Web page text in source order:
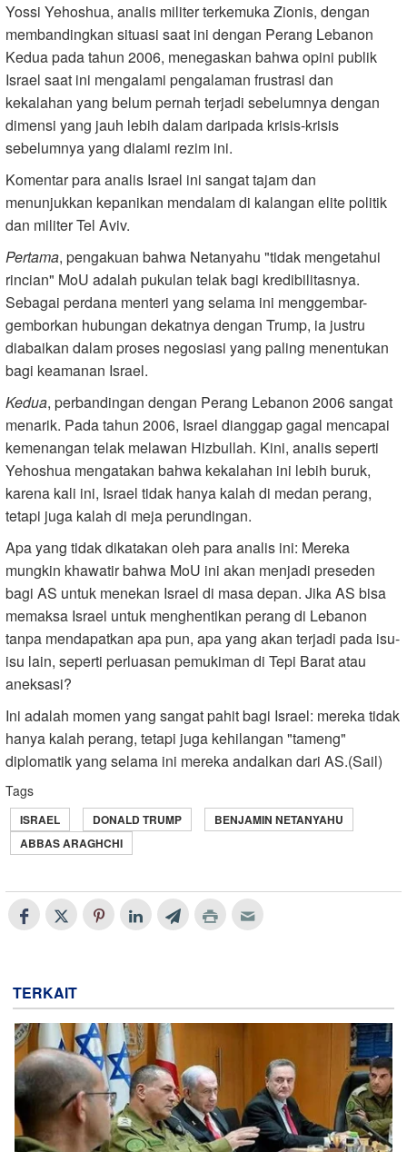
Yossi Yehoshua, analis militer terkemuka Zionis, dengan
membandingkan situasi saat ini dengan Perang Lebanon
Kedua pada tahun 2006, menegaskan bahwa opini publik
Israel saat ini mengalami pengalaman frustrasi dan
kekalahan yang belum pernah terjadi sebelumnya dengan
dimensi yang jauh lebih dalam daripada krisis-krisis
sebelumnya yang dialami rezim ini.
Komentar para analis Israel ini sangat tajam dan
menunjukkan kepanikan mendalam di kalangan elite politik
dan militer Tel Aviv.
Pertama, pengakuan bahwa Netanyahu "tidak mengetahui
rincian" MoU adalah pukulan telak bagi kredibilitasnya.
Sebagai perdana menteri yang selama ini menggembar-
gemborkan hubungan dekatnya dengan Trump, ia justru
diabaikan dalam proses negosiasi yang paling menentukan
bagi keamanan Israel.
Kedua, perbandingan dengan Perang Lebanon 2006 sangat
menarik. Pada tahun 2006, Israel dianggap gagal mencapai
kemenangan telak melawan Hizbullah. Kini, analis seperti
Yehoshua mengatakan bahwa kekalahan ini lebih buruk,
karena kali ini, Israel tidak hanya kalah di medan perang,
tetapi juga kalah di meja perundingan.
Apa yang tidak dikatakan oleh para analis ini: Mereka
mungkin khawatir bahwa MoU ini akan menjadi preseden
bagi AS untuk menekan Israel di masa depan. Jika AS bisa
memaksa Israel untuk menghentikan perang di Lebanon
tanpa mendapatkan apa pun, apa yang akan terjadi pada isu-
isu lain, seperti perluasan pemukiman di Tepi Barat atau
aneksasi?
Ini adalah momen yang sangat pahit bagi Israel: mereka tidak
hanya kalah perang, tetapi juga kehilangan "tameng"
diplomatik yang selama ini mereka andalkan dari AS.(Sail)
Tags
ISRAEL DONALD TRUMP
BENJAMIN NETANYAHU
ABBAS ARAGHCHI
TERKAIT